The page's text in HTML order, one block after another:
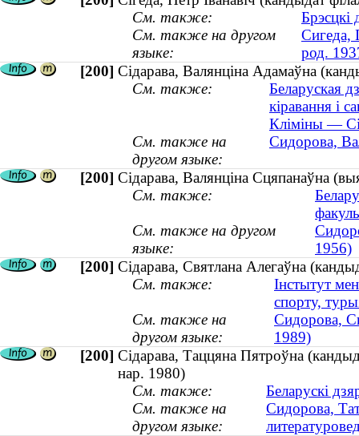
См. также:
Брэсцкі
См. также на другом
языке:
Сигеда,
род.
[200] Сідарава, Валянціна Адамаўна
См. также:
Беларуская
кіравання і
Кліміны —
См. также на
другом языке:
Сидорова,
[200] Сідарава, Валянціна Сцяпанаўна
См. также:
См. также на другом
языке:
1956)
[200] Сідарава, Святлана Алегаўна
См. также:
Інстытут
спорту,
См. также на
другом языке:
Сидорова,
1989)
[200] Сідарава, Таццяна Пятроўна
нар. 1980)
См. также:
Беларускі
См. также на
другом языке:
Сидорова,